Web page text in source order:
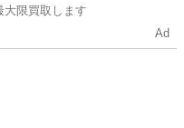
大限買取します
Ad